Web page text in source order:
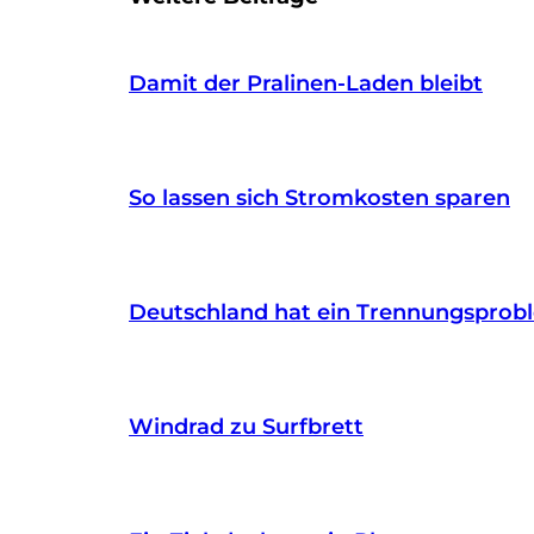
Damit der Pralinen-Laden bleibt
So lassen sich Stromkosten sparen
Deutschland hat ein
Windrad zu Surfbrett